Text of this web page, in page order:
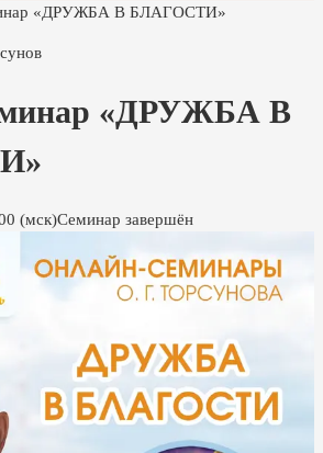
«ДРУЖБА В БЛАГОСТИ»
«ДРУЖБА В
(мск)Семинар завершён